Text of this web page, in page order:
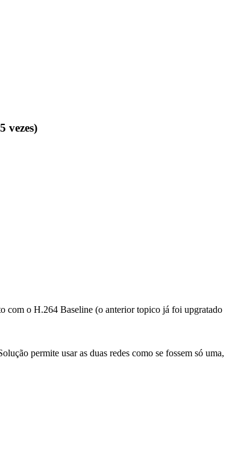
vezes)
com o H.264 Baseline (o anterior topico já foi upgratado
permite usar as duas redes como se fossem só uma,